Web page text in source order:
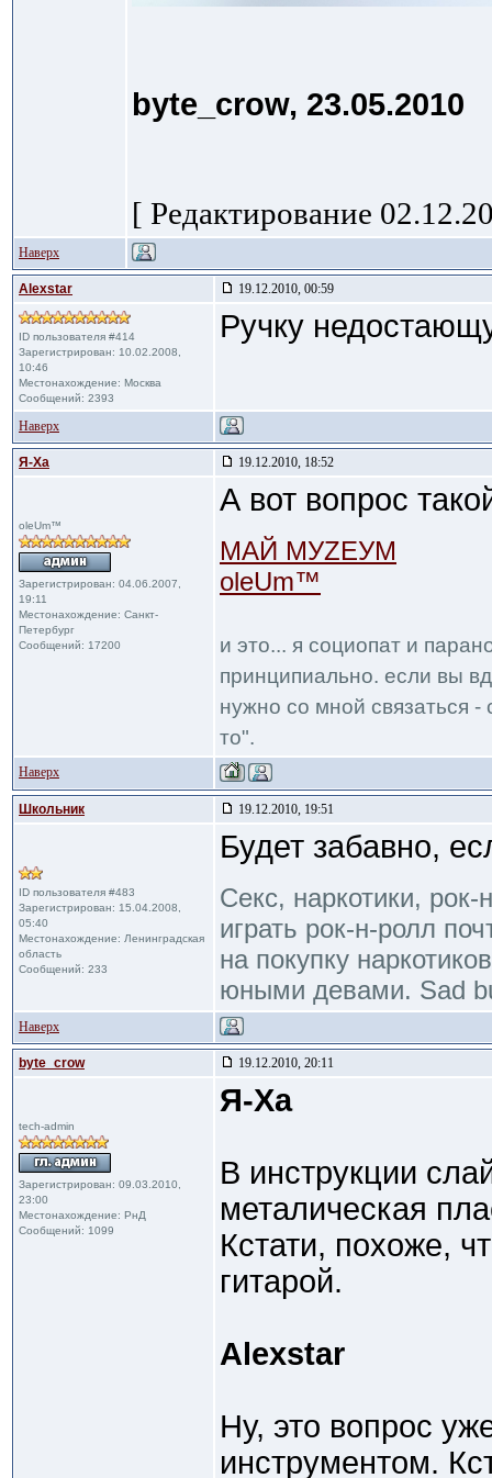
byte_crow, 23.05.2010
[ Редактирование
Наверх
Alexstar 19.12.2010, 00:59
ID пользователя #414
Зарегистрирован: 10.02.2008,
10:46
Местонахождение: Москва
Сообщений: 2393
Ручку
Наверх
Я-Ха 19.12.2010, 18:52
oleUm™
Зарегистрирован: 04.06.2007,
19:11
Местонахождение: Санкт-
Петербург
Сообщений: 17200
А вот вопрос
МАЙ МУZЕУМ
oleUm™
и это... я социопат и
принципиально. если вы
нужно со мной связаться
то".
Наверх
Школьник 19.12.2010, 19:51
ID пользователя #483
Зарегистрирован: 15.04.2008,
05:40
Местонахождение: Ленинградская
область
Сообщений: 233
Будет забавно,
Секс, наркотики,
играть рок-н-ролл
на покупку
юными девами. Sad
Наверх
byte_crow 19.12.2010, 20:11
tech-admin
Зарегистрирован: 09.03.2010,
23:00
Местонахождение: РнД
Сообщений: 1099
Я-Ха
В инструкции
металическая
Кстати, похоже,
гитарой.
Alexstar
Ну, это вопрос
инструментом.